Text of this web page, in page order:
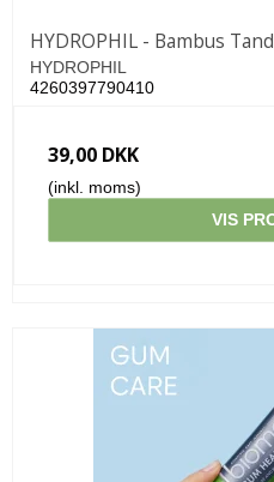
HYDROPHIL - Bambus
HYDROPHIL
4260397790410
39,00 DKK
(inkl. moms)
VIS